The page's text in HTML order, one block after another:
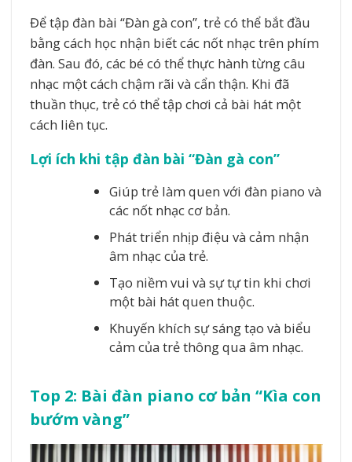
Để tập đàn bài “Đàn gà con”, trẻ có thể bắt đầu
bằng cách học nhận biết các nốt nhạc trên phím
đàn. Sau đó, các bé có thể thực hành từng câu
nhạc một cách chậm rãi và cẩn thận. Khi đã
thuần thục, trẻ có thể tập chơi cả bài hát một
cách liên tục.
Lợi ích khi tập đàn bài “Đàn gà con”
Giúp trẻ làm quen với đàn piano và
các nốt nhạc cơ bản.
Phát triển nhịp điệu và cảm nhận
âm nhạc của trẻ.
Tạo niềm vui và sự tự tin khi chơi
một bài hát quen thuộc.
Khuyến khích sự sáng tạo và biểu
cảm của trẻ thông qua âm nhạc.
Top 2: Bài đàn piano cơ bản “Kìa con
bướm vàng”